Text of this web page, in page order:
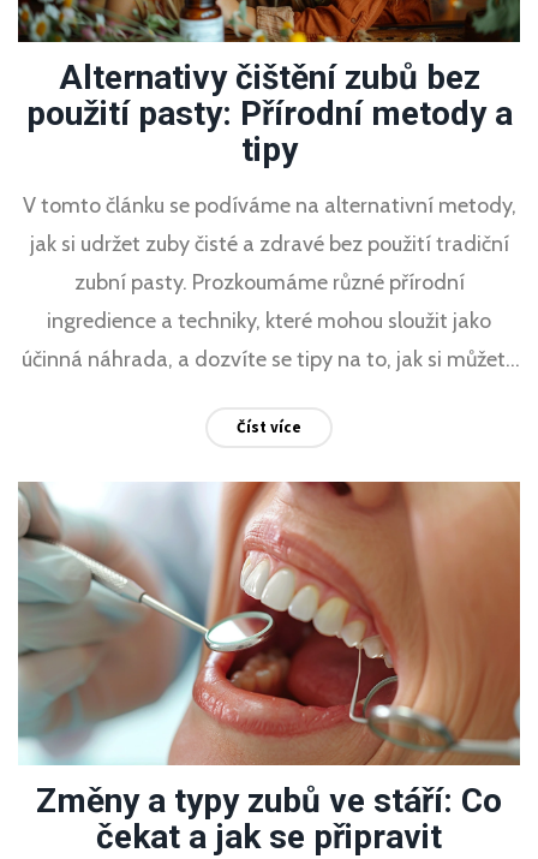
Alternativy čištění zubů bez
použití pasty: Přírodní metody a
tipy
V tomto článku se podíváme na alternativní metody,
jak si udržet zuby čisté a zdravé bez použití tradiční
zubní pasty. Prozkoumáme různé přírodní
ingredience a techniky, které mohou sloužit jako
účinná náhrada, a dozvíte se tipy na to, jak si můžete
vycházejí z nejnovějších poznatků a doporučení
Číst více
Změny a typy zubů ve stáří: Co
čekat a jak se připravit